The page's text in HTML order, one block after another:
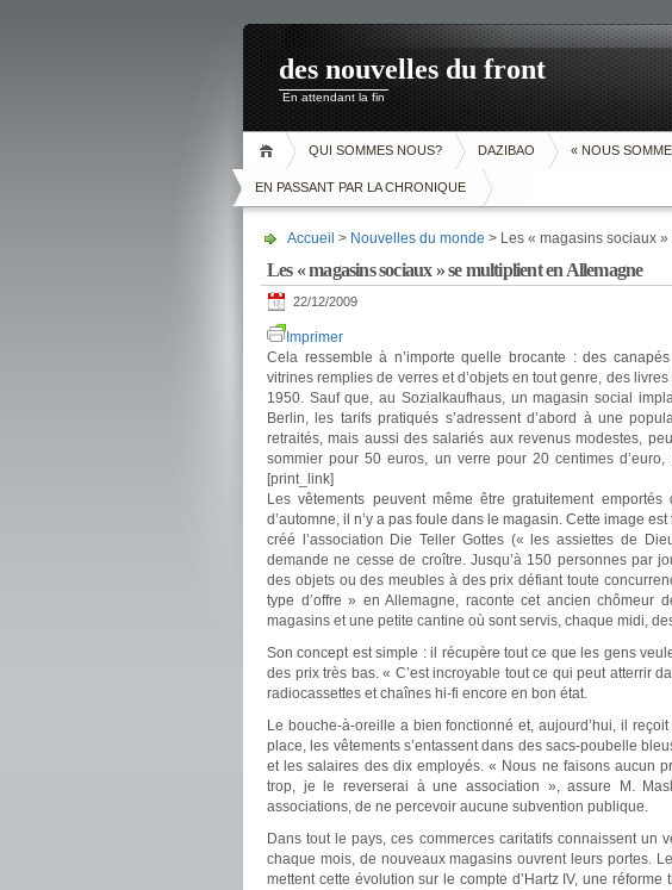
des nouvelles du front
En attendant la fin
QUI SOMMES NOUS? DAZIBAO « NOUS
EN PASSANT PAR LA CHRONIQUE
Accueil > Nouvelles du monde > Les « magasins sociaux
Les « magasins sociaux » se multiplient en Allemagne
22/12/2009
Imprimer
Cela ressemble à n’importe quelle brocante : des
vitrines remplies de verres et d’objets en tout genre, des
1950. Sauf que, au Sozialkaufhaus, un magasin social
Berlin, les tarifs pratiqués s’adressent d’abord à une
retraités, mais aussi des salariés aux revenus modestes,
sommier pour 50 euros, un verre pour 20 centimes
[print_link]
Les vêtements peuvent même être gratuitement
d’automne, il n’y a pas foule dans le magasin. Cette image
créé l’association Die Teller Gottes (« les assiettes de
demande ne cesse de croître. Jusqu’à 150 personnes par
des objets ou des meubles à des prix défiant toute
type d’offre » en Allemagne, raconte cet ancien
magasins et une petite cantine où sont servis, chaque midi,
Son concept est simple : il récupère tout ce que les gens
des prix très bas. « C’est incroyable tout ce qui peut atterrir
radiocassettes et chaînes hi-fi encore en bon état.
Le bouche-à-oreille a bien fonctionné et, aujourd’hui, il
place, les vêtements s’entassent dans des sacs-poubelle
et les salaires des dix employés. « Nous ne faisons aucun
trop, je le reverserai à une association », assure M.
associations, de ne percevoir aucune subvention publique.
Dans tout le pays, ces commerces caritatifs connaissent un
chaque mois, de nouveaux magasins ouvrent leurs portes.
mettent cette évolution sur le compte d’Hartz IV, une